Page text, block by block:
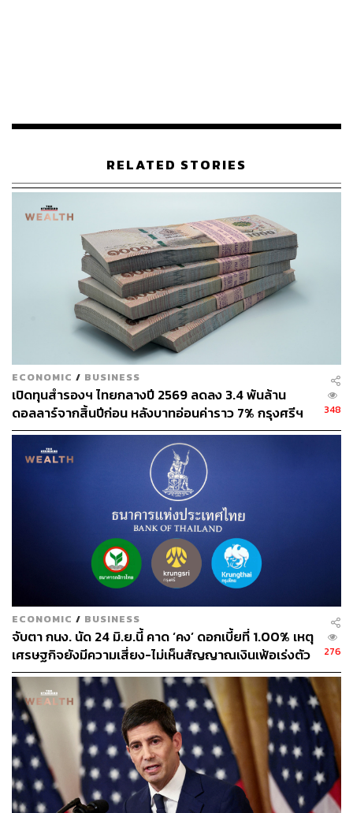
TAGS:
ธนาคารกรุงศรีอยุธยา
บริษัทหลักทรัพย์ โนมูระ พัฒนสิน จำกัด (มหาชน)
การเข้าซื้อกิจการ
560
ABOUT THE AUTHOR
ดำรงเกียรติ มาลา
Content Creator THE STANDARD WEALTH
RELATED STORIES
ECONOMIC / BUSINESS
เปิดทุนสำรองฯ ไทยกลางปี 2569 ลดลง 3.4 พันล้าน
ดอลลาร์จากสิ้นปีก่อน หลังบาทอ่อนค่าราว 7% กรุงศรีฯ
มองไม่น่ากังวล ย้ำเสถียรภาพไทยยังแกร่ง
348
ECONOMIC / BUSINESS
จับตา กนง. นัด 24 มิ.ย.นี้ คาด ‘คง’ ดอกเบี้ยที่ 1.00% เหตุ
เศรษฐกิจยังมีความเสี่ยง-ไม่เห็นสัญญาณเงินเฟ้อเร่งตัว
วงกว้าง
276